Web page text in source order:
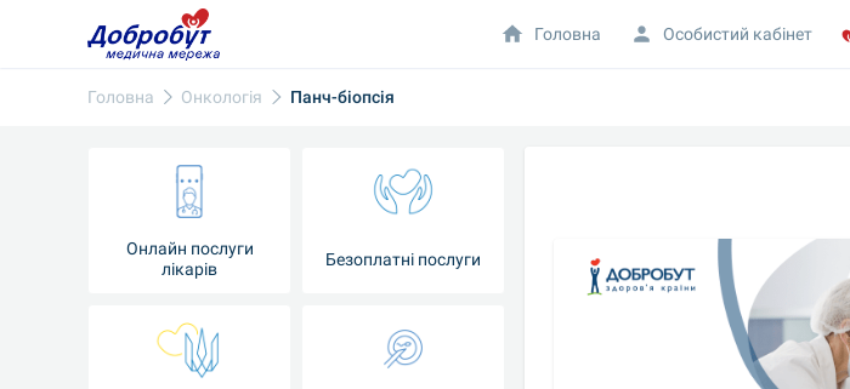
Головна Онкологія Панч-біопсія
Онлайн послуги
лікарів
Безоплатні послуги
Головна Особистий кабінет